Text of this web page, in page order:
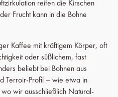
reifen die Kirschen
Frucht kann in die Bohne
Kaffee mit kräftigem Körper, oft
oder süßlichem, fast
beliebt bei Bohnen aus
Terroir-Profil – wie etwa in
wir ausschließlich Natural-